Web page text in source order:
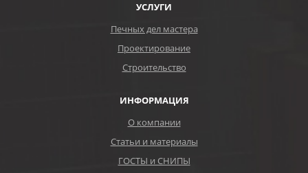
УСЛУГИ
Печных дел мастера
Проектирование
Строительство
ИНФОРМАЦИЯ
О компании
Статьи и материалы
ГОСТЫ и СНИПЫ